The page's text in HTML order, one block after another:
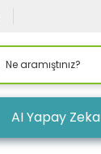
AI Yapay Zeka